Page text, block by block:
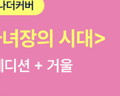
해보세요. 직접 발로 걸으며, 운전
니다.